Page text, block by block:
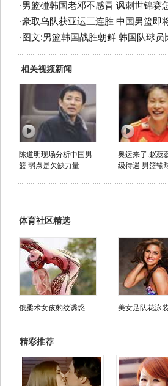
·男篮碰韩国老邓不感冒 讽刺世锦赛
·豪取乌队获亚运三连胜 中国男篮即
· 图文:男篮韩国战胜朝鲜 韩国队球员
相关视频新闻
陈道明现场分析中国男
篮 弱点是欠缺力量
奥运来了:赵蕊
级待遇 男篮输
体育社区精选
俄柔术女孩豹纹诱惑 美女足队花泳
精彩推荐